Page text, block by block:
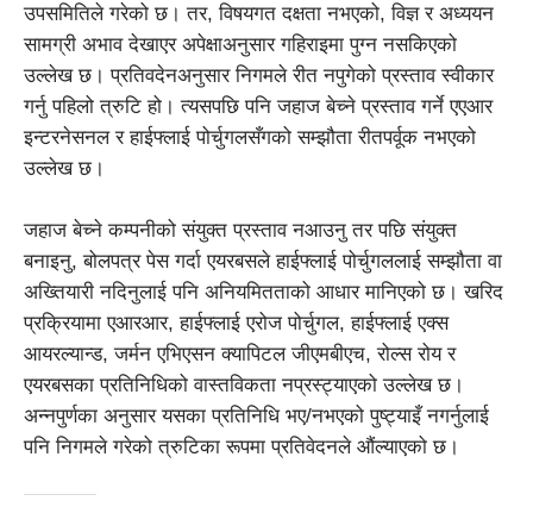
उपसमितिले गरेको छ। तर, विषयगत दक्षता नभएको, विज्ञ र अध्ययन
सामग्री अभाव देखाएर अपेक्षाअनुसार गहिराइमा पुग्न नसकिएको
उल्लेख छ। प्रतिवदेनअनुसार निगमले रीत नपुगेको प्रस्ताव स्वीकार
गर्नु पहिलो त्रुटि हो। त्यसपछि पनि जहाज बेच्ने प्रस्ताव गर्ने एएआर
इन्टरनेसनल र हाईफ्लाई पोर्चुगलसँगको सम्झौता रीतपर्वूक नभएको
उल्लेख छ।
जहाज बेच्ने कम्पनीको संयुक्त प्रस्ताव नआउनु तर पछि संयुक्त
बनाइनु, बोलपत्र पेस गर्दा एयरबसले हाईफ्लाई पोर्चुगललाई सम्झौता वा
अख्तियारी नदिनुलाई पनि अनियमितताको आधार मानिएको छ। खरिद
प्रक्रियामा एआरआर, हाईफ्लाई एरोज पोर्चुगल, हाईफ्लाई एक्स
आयरल्यान्ड, जर्मन एभिएसन क्यापिटल जीएमबीएच, रोल्स रोय र
एयरबसका प्रतिनिधिको वास्तविकता नप्रस्ट्याएको उल्लेख छ।
अन्नपुर्णका अनुसार यसका प्रतिनिधि भए/नभएको पुष्ट्याइँ नगर्नुलाई
पनि निगमले गरेको त्रुटिका रूपमा प्रतिवेदनले औंल्याएको छ।